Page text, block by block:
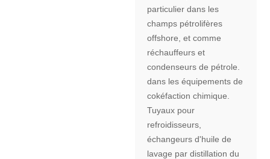
particulier dans les
champs pétrolifères
offshore, et comme
réchauffeurs et
condenseurs de pétrole.
dans les équipements de
cokéfaction chimique.
Tuyaux pour
refroidisseurs,
échangeurs d'huile de
lavage par distillation du